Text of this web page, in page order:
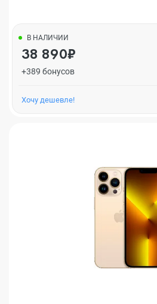
В НАЛИЧИИ
38 890₽
+389 бонусов
Хочу дешевле!